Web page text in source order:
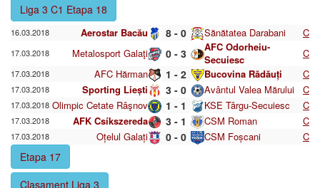
Liga 3 C1 Etapa 18
16.03.2018 Aerostar Bacău 8 - 0 Sănătatea Darabani C
17.03.2018 Metalosport Galaţi 0 - 3
AFC Odorheiu-
Secuiesc
C
17.03.2018 AFC Hărman 1 - 2 Bucovina Rădăuți C
17.03.2018 Sporting Liești 3 - 0 Avântul Valea Mărului C
17.03.2018 Olimpic Cetate Râşnov 1 - 1 KSE Târgu-Secuiesc C
17.03.2018 AFK Csíkszereda 3 - 1 CSM Roman C
17.03.2018 Oțelul Galați 0 - 0 CSM Foșcani C
Etapa 17
Clasament Liga 3